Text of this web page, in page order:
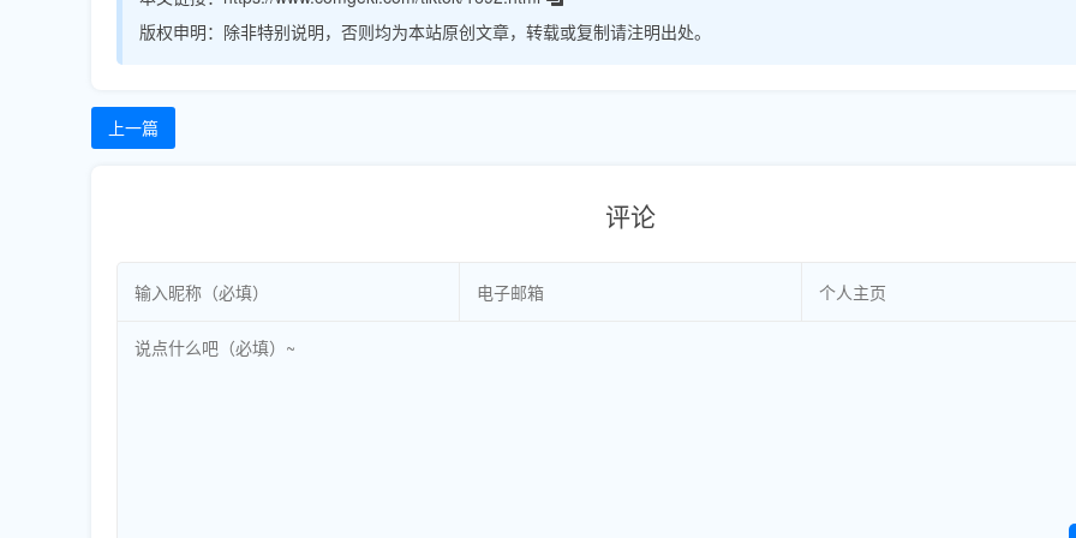
版权申明： 除非特别说明，否则均为本站原创文章，转载或复制请注明出处。
上一篇
评论